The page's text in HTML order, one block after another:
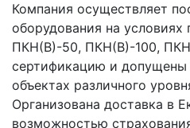
Компания осуществляет
оборудования на
ПКН(В)-50, ПКН(В)-100,
сертификацию и допущены
объектах различного
Организована доставка в
возможностью